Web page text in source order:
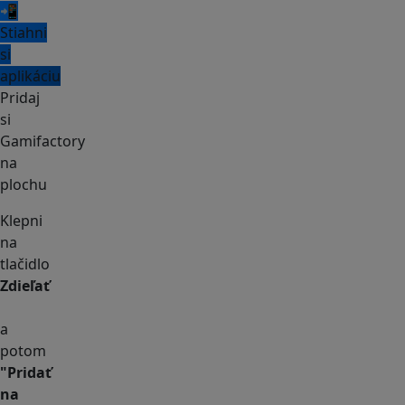
📲
Stiahni
si
aplikáciu
Pridaj
si
Gamifactory
na
plochu
Klepni
na
tlačidlo
Zdieľať
a
potom
"Pridať
na